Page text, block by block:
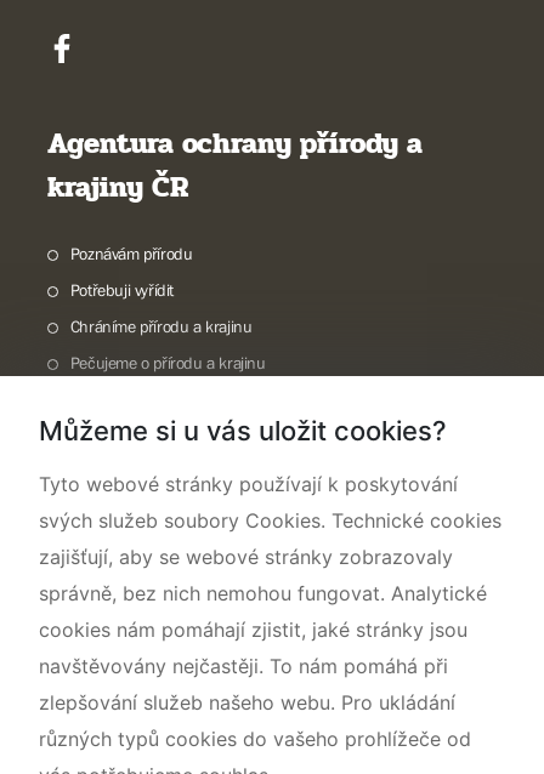
Agentura ochrany přírody a
krajiny ČR
Poznávám přírodu
Potřebuji vyřídit
Chráníme přírodu a krajinu
Pečujeme o přírodu a krajinu
O nás
Můžeme si u vás uložit cookies?
Tyto webové stránky používají k poskytování
svých služeb soubory Cookies. Technické cookies
zajišťují, aby se webové stránky zobrazovaly
správně, bez nich nemohou fungovat. Analytické
cookies nám pomáhají zjistit, jaké stránky jsou
navštěvovány nejčastěji. To nám pomáhá při
zlepšování služeb našeho webu. Pro ukládání
různých typů cookies do vašeho prohlížeče od